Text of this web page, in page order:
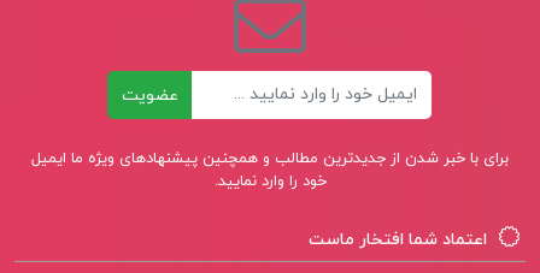
عضویت
برای با خبر شدن از جدیدترین مطالب و همچنین پیشنهادهای ویژه ما ایمیل
خود را وارد نمایید.
اعتماد شما افتخار ماست